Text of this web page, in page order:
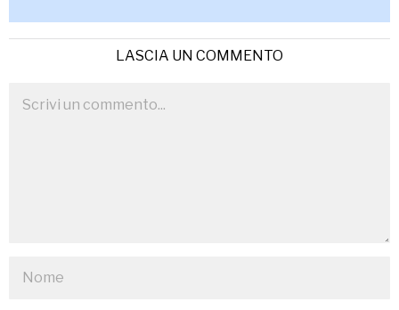
LASCIA UN COMMENTO